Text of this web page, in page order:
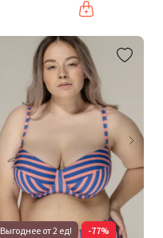
Выгоднее от 2 ед! -77%